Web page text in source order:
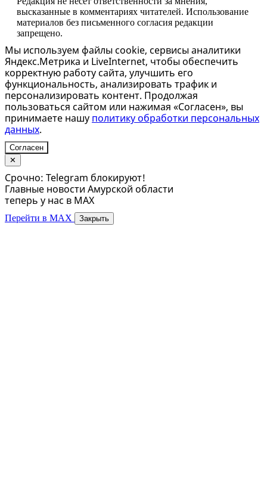
высказанные в комментариях читателей. Использование
материалов без письменного согласия редакции
запрещено.
Мы используем файлы cookie, сервисы аналитики
Яндекс.Метрика и LiveInternet, чтобы обеспечить
корректную работу сайта, улучшить его
функциональность, анализировать трафик и
персонализировать контент. Продолжая
пользоваться сайтом или нажимая «Согласен», вы
принимаете нашу политику обработки персональных
данных.
Согласен
✕
Срочно: Telegram блокируют!
Главные новости Амурской области
теперь у нас в MAX
Перейти в MAX Закрыть